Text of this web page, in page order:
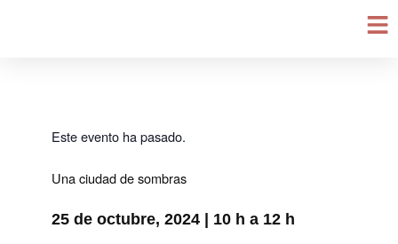
Este evento ha pasado.
Una ciudad de sombras
25 de octubre, 2024 | 10 h a 12 h